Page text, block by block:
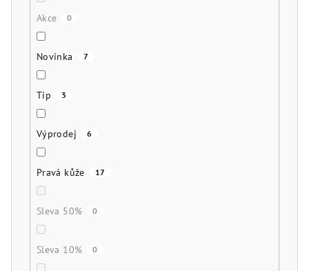
Akce 0
Novinka 7
Tip 3
Výprodej 6
Pravá kůže 17
Sleva 50% 0
Sleva 10% 0